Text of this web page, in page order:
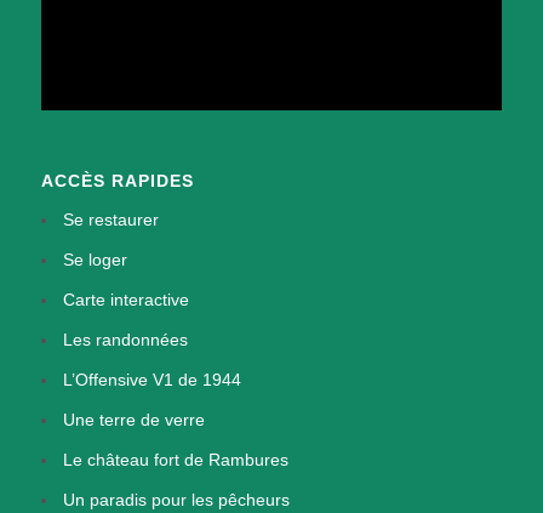
ACCÈS RAPIDES
Se restaurer
Se loger
Carte interactive
Les randonnées
L’Offensive V1 de 1944
Une terre de verre
Le château fort de Rambures
Un paradis pour les pêcheurs